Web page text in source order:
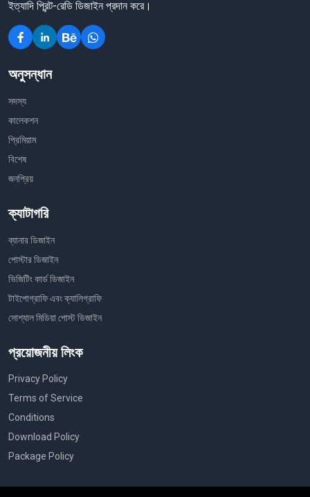
ইত্যাদি প্রিন্ট-রেডি ডিজাইন প্রদান করে।
অনুসন্ধান
সদস্য
কালেকশন
প্রিমিয়াম
বিশেষ
জনপ্রিয়
ক্যাটাগরি
ব্যানার ডিজাইন
পোস্টার ডিজাইন
ভিজিটিং কার্ড ডিজাইন
টাইপোগ্রাফি এবং ক্যালিগ্রাফি
সোশ্যাল মিডিয়া পোস্ট ডিজাইন
প্রয়োজনীয় লিংক
Privacy Policy
Terms of Service
Conditions
Download Policy
Package Policy